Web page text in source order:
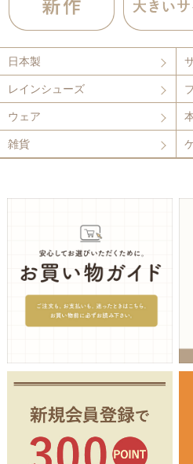
日本製
レインシューズ
ウェア
雑貨